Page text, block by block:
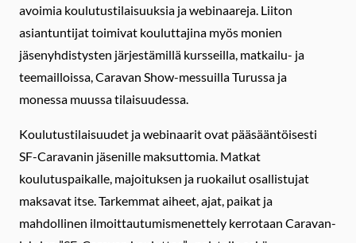
avoimia koulutustilaisuuksia ja webinaareja. Liiton
asiantuntijat toimivat kouluttajina myös monien
jäsenyhdistysten järjestämillä kursseilla, matkailu- ja
teemailloissa, Caravan Show-messuilla Turussa ja
monessa muussa tilaisuudessa.
Koulutustilaisuudet ja webinaarit ovat pääsääntöisesti
SF-Caravanin jäsenille maksuttomia. Matkat
koulutuspaikalle, majoituksen ja ruokailut osallistujat
maksavat itse. Tarkemmat aiheet, ajat, paikat ja
mahdollinen ilmoittautumismenettely kerrotaan Caravan-